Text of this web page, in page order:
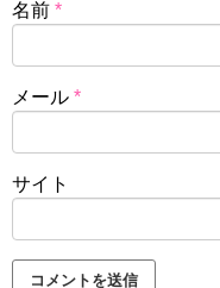
名前 *
メール *
サイト